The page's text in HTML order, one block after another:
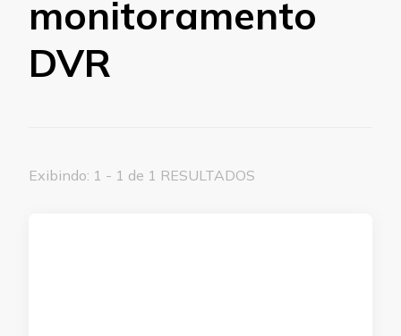
monitoramento
DVR
Exibindo: 1 - 1 de 1 RESULTADOS